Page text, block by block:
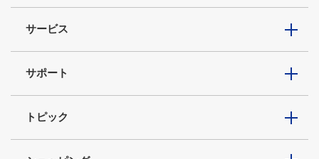
サービス
サポート
トピック